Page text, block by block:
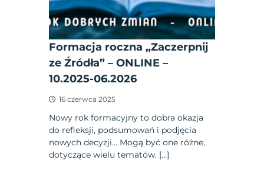
Formacja roczna „Zaczerpnij
ze Źródła” – ONLINE –
10.2025-06.2026
16 czerwca 2025
Nowy rok formacyjny to dobra okazja
do refleksji, podsumowań i podjęcia
nowych decyzji… Mogą być one różne,
dotyczące wielu tematów. […]